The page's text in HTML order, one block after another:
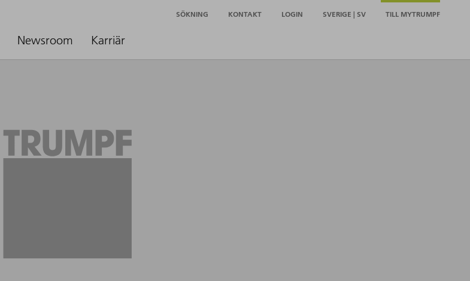
Newsroom Karriär
SÖKNING KONTAKT LOGIN SVERIGE | SV TILL MYTRUMPF